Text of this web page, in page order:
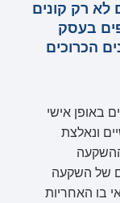
רק קונים
בעסק
הכרוכים
באופן אישי
ונאלצת
של השקעה
בו האחריות